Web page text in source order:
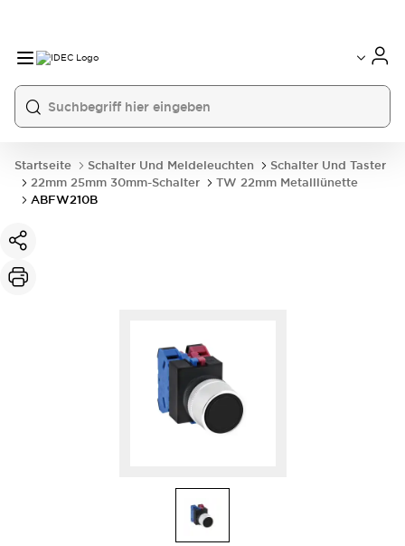
Startseite Schalter Und Meldeleuchten
Schalter Und Taster
22mm 25mm 30mm-Schalter
TW 22mm Metalllünette
ABFW210B